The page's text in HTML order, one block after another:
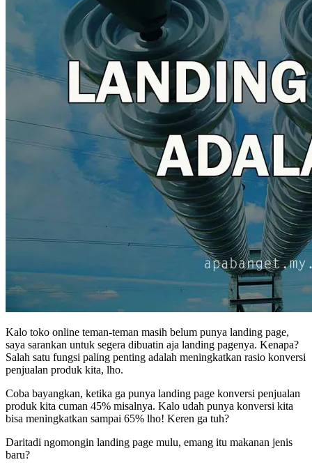
Kalo toko online teman-teman masih belum punya landing page,
saya sarankan untuk segera dibuatin aja landing pagenya. Kenapa?
Salah satu fungsi paling penting adalah meningkatkan rasio konversi
penjualan produk kita, lho.
Coba bayangkan, ketika ga punya landing page konversi penjualan
produk kita cuman 45% misalnya. Kalo udah punya konversi kita
bisa meningkatkan sampai 65% lho! Keren ga tuh?
Daritadi ngomongin landing page mulu, emang itu makanan jenis
baru?